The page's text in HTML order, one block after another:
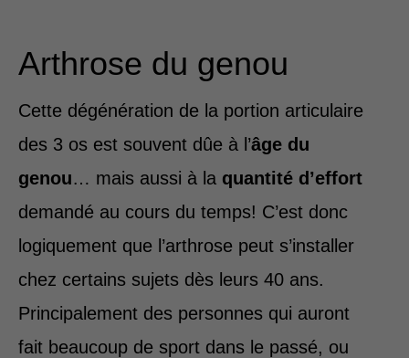
Arthrose du genou
Cette dégénération de la portion articulaire
des 3 os est souvent dûe à l’âge du
genou… mais aussi à la quantité d’effort
demandé au cours du temps! C’est donc
logiquement que l’arthrose peut s’installer
chez certains sujets dès leurs 40 ans.
Principalement des personnes qui auront
fait beaucoup de sport dans le passé, ou